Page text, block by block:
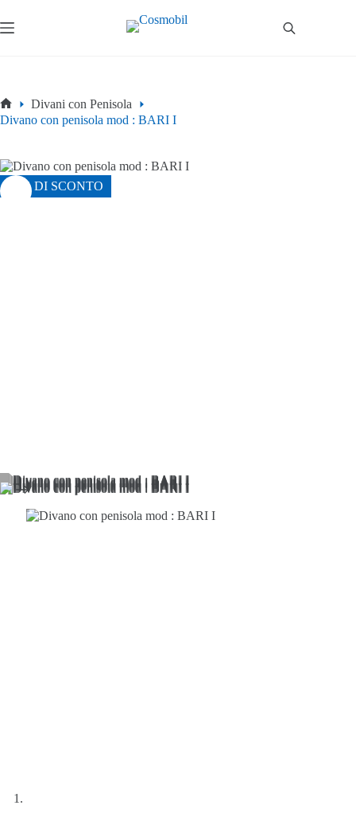
al
contenuto
Home
Divani con Penisola
Divano con penisola mod : BARI I
38% DI SCONTO